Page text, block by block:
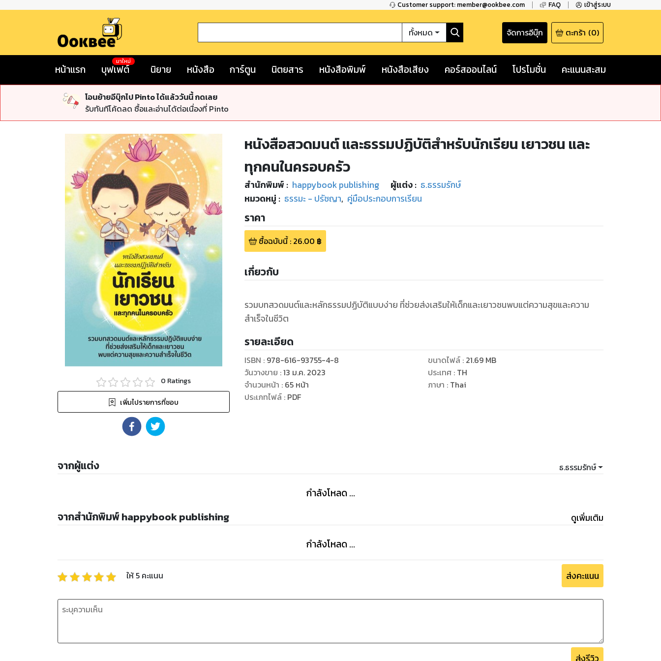
Customer support: member@ookbee.com FAQ เข้าสู่ระบบ
ทั้งหมด จัดการอีบุ๊ก ตะกร้า (0)
หน้าแรก บุฟเฟต์
มาใหม่
นิยาย หนังสือ การ์ตูน นิตยสาร หนังสือพิมพ์ หนังสือเสียง คอร์สออนไลน์ โปรโมชั่น คะแนนสะสม
โอนย้ายอีบุ๊กไป Pinto ได้แล้ววันนี้ กดเลย
รับทันทีโค้ดลด ซื้อและอ่านได้ต่อเนื่องที่ Pinto
0 Ratings
เพิ่มไปรายการที่ชอบ
หนังสือสวดมนต์ และธรรมปฏิบัติสำหรับนักเรียน เยาวชน และ
ทุกคนในครอบครัว
สำนักพิมพ์ : happybook publishing ผู้แต่ง : ธ.ธรรมรักษ์
หมวดหมู่ : ธรรมะ - ปรัชญา, คู่มือประกอบการเรียน
ราคา
ซื้อฉบับนี้: 26.00 ฿
เกี่ยวกับ
รวมบทสวดมนต์และหลักธรรมปฏิบัติแบบง่าย ที่ช่วยส่งเสริมให้เด็กและเยาวชนพบแต่ความสุขและความ
สำเร็จในชีวิต
รายละเอียด
ISBN : 978-616-93755-4-8
วันวางขาย :13 ม.ค. 2023
จำนวนหน้า : 65 หน้า
ประเภทไฟล์: PDF
ขนาดไฟล์: 21.69 MB
ประเทศ : TH
ภาษา : Thai
จากผู้แต่ง ธ.ธรรมรักษ์
กำลังโหลด ...
จากสำนักพิมพ์ happybook publishing ดูเพิ่มเติม
กำลังโหลด ...
ให้ 5 คะแนน ส่งคะแนน